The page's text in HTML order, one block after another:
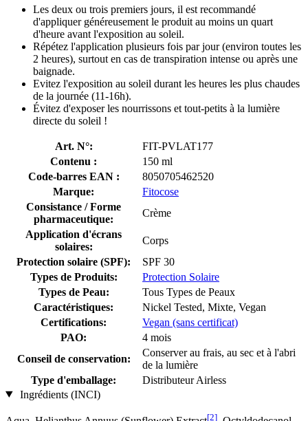
Les deux ou trois premiers jours, il est recommandé
d'appliquer généreusement le produit au moins un quart
d'heure avant l'exposition au soleil.
Répétez l'application plusieurs fois par jour (environ toutes les
2 heures), surtout en cas de transpiration intense ou après une
baignade.
Evitez l'exposition au soleil durant les heures les plus chaudes
de la journée (11-16h).
Évitez d'exposer les nourrissons et tout-petits à la lumière
directe du soleil !
Art. N°:
FIT-PVLAT177
Contenu :
150 ml
Code-barres EAN :
8050705462520
Marque:
Fitocose
Consistance / Forme
pharmaceutique:
Crème
Application d'écrans
solaires:
Corps
Protection solaire (SPF):
SPF 30
Types de Produits:
Protection Solaire
Types de Peau:
Tous Types de Peaux
Caractéristiques:
Nickel Tested, Mixte, Vegan
Certifications:
Vegan (sans certificat)
PAO:
4 mois
Conseil de conservation:
Conserver au frais, au sec et à l'abri
de la lumière
Type d'emballage:
Distributeur Airless
Ingrédients (INCI)
[2]